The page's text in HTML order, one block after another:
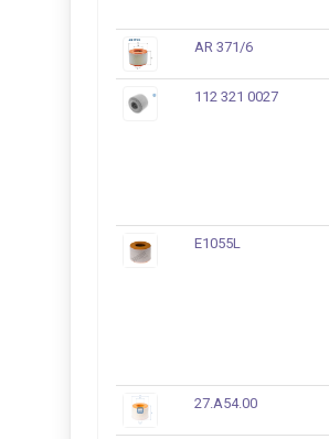
AR 371/6
112 321 0027
E1055L
27.A54.00